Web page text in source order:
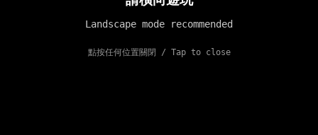
Landscape mode recommended
點按任何位置關閉 / Tap to close